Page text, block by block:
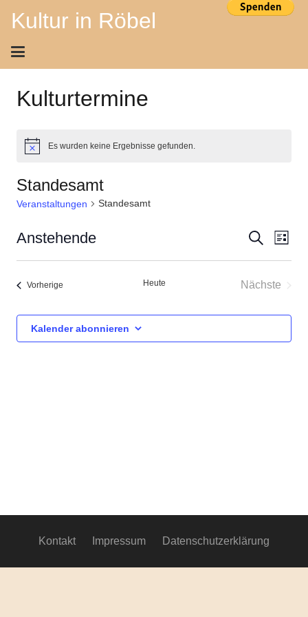
Kultur in Röbel
Kulturtermine
HinweisEs wurden keine Ergebnisse gefunden.
Standesamt
Veranstaltungen Standesamt
Suche
und
Suche
Liste
Anstehende
Datum
Vorherige Heute
Nächste
Kalender abonnieren
Kontakt Impressum Datenschutzerklärung